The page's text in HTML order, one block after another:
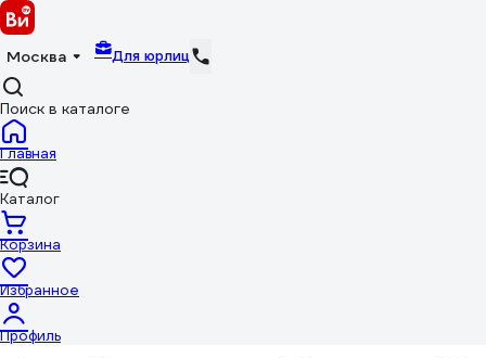
Москва Для юрлиц
Поиск в каталоге
Главная
Каталог
Корзина
Избранное
Профиль